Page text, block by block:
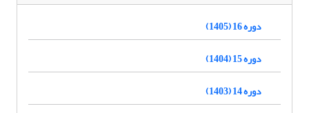
دوره 16 (1405)
دوره 15 (1404)
دوره 14 (1403)